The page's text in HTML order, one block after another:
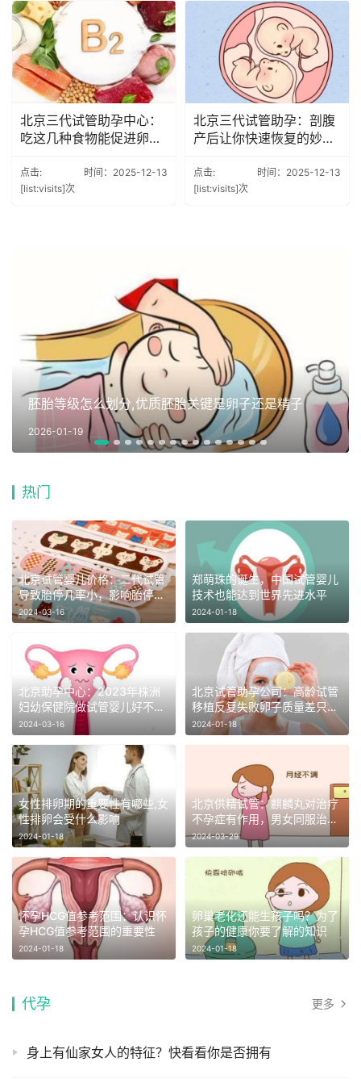
北京三代试管助孕中心：
吃这几种食物能促进卵泡
点击:
[list:visits]次
时间：2025-12-13
北京三代试管助孕：剖腹
产后让你快速恢复的妙
点击:
[list:visits]次
时间：2025-12-13
胚胎等级怎么划分,优质胚胎关键是卵子还是精子
2026-01-19
热门
北京试管婴儿价格：二代试管
导致胎停几率小，影响胎停因
素和这些有关
2024-03-16
郑萌珠的诞生，中国试管婴儿
技术也能达到世界先进水平
2024-01-18
北京助孕中心：2023年株洲
妇幼保健院做试管婴儿好不
好？内附技术分析_1
2024-03-16
北京试管助孕公司：高龄试管
移植反复失败卵子质量差只是
其中之一
2024-01-18
女性排卵期的重要性有哪些,女
性排卵会受什么影响
2024-01-18
北京供精试管：麒麟丸对治疗
不孕症有作用，男女同服治疗
效果更好
2024-03-29
怀孕HCG值参考范围：认识怀
孕HCG值参考范围的重要性
2024-01-18
卵巢老化还能生孩子吗？为了
孩子的健康你要了解的知识
2024-01-18
代孕 更多
身上有仙家女人的特征？快看看你是否拥有